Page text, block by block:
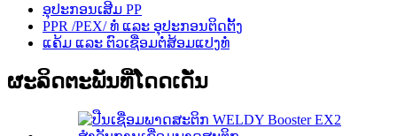
ອຸປະກອນເສີມ PP
PPR /PEX/ ທໍ່ ແລະ ອຸປະກອນຕິດຕັ້ງ
ແຄ້ມ ແລະ ຕົວເຊື່ອມຕໍ່ສ້ອມແປງທໍ່
ຜະລິດຕະພັນທີ່ໂດດເດັ່ນ